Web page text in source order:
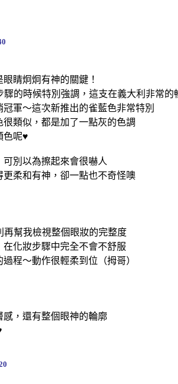
睛炯炯有神的關鍵！
驟的時候特別強調，這支在義大利非常的
軍～這次新推出的雀藍色非常特別
類似，都是加了一點灰的色調
色呢♥
別以為擦起來會很嚇人
更柔和有神，卻一點也不奇怪噢
再幫我檢視整個眼妝的完整度
在化妝步驟中完全不會不舒服
程～動作很輕柔到位（拇哥）
感，還有整個眼神的輪廓